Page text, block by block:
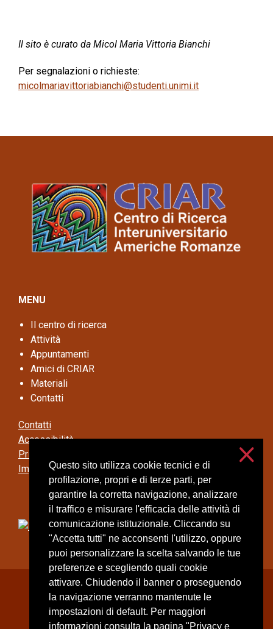
Questo sito utilizza cookie tecnici e di
profilazione, propri e di terze parti, per
garantire la corretta navigazione, analizzare
il traffico e misurare l'efficacia delle attività di
comunicazione istituzionale. Cliccando su
"Accetta tutti" ne acconsenti l'utilizzo, oppure
puoi personalizzare la scelta salvando le tue
preferenze e scegliendo quali cookie
attivare. Chiudendo il banner o proseguendo
la navigazione verranno mantenute le
impostazioni di default. Per maggiori
informazioni consulta la pagina "Privacy e
Il sito è curato da Micol Maria Vittoria Bianchi
Per segnalazioni o richieste:
micolmariavittoriabianchi@studenti.unimi.it
MENU
Il centro di ricerca
Attività
Appuntamenti
Amici di CRIAR
Materiali
Contatti
Contatti
Accessibilità
Privacy e cookies
Impostazioni cookie
Università degli Studi di Milano
Via Festa del Perdono, 7 - 20122 Milano
Posta Elettronica Certificata